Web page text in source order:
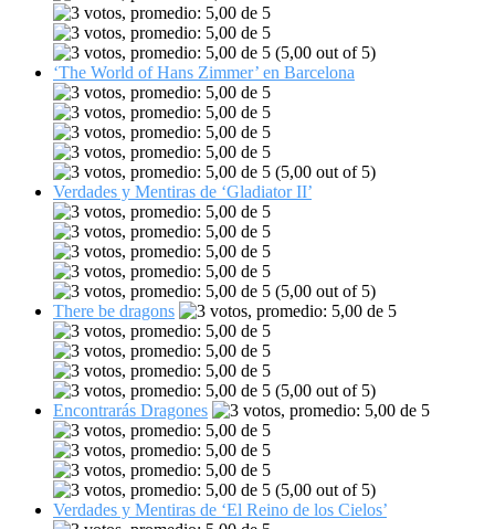
(5,00 out of 5)
‘The World of Hans Zimmer’ en Barcelona
(5,00 out of 5)
Verdades y Mentiras de ‘Gladiator II’
(5,00 out of 5)
There be dragons
(5,00 out of 5)
Encontrarás Dragones
(5,00 out of 5)
Verdades y Mentiras de ‘El Reino de los Cielos’